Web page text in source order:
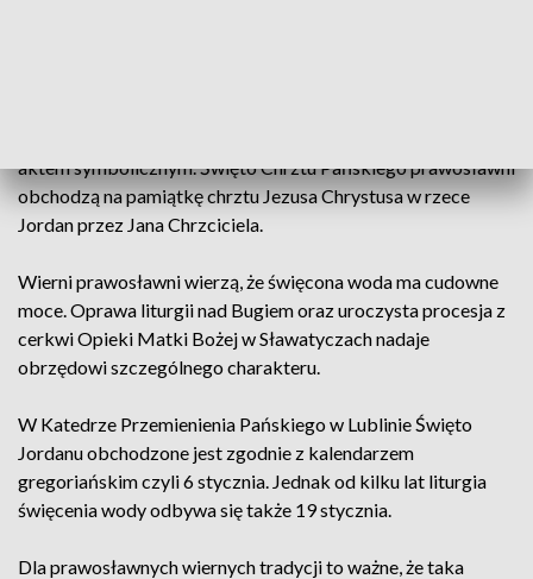
aktem symbolicznym. Święto Chrztu Pańskiego prawosławni
obchodzą na pamiątkę chrztu Jezusa Chrystusa w rzece
Jordan przez Jana Chrzciciela.
Wierni prawosławni wierzą, że święcona woda ma cudowne
moce. Oprawa liturgii nad Bugiem oraz uroczysta procesja z
cerkwi Opieki Matki Bożej w Sławatyczach nadaje
obrzędowi szczególnego charakteru.
W Katedrze Przemienienia Pańskiego w Lublinie Święto
Jordanu obchodzone jest zgodnie z kalendarzem
gregoriańskim czyli 6 stycznia. Jednak od kilku lat liturgia
święcenia wody odbywa się także 19 stycznia.
Dla prawosławnych wiernych tradycji to ważne, że taka